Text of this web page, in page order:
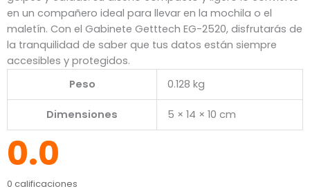
en un compañero ideal para llevar en la mochila o el
maletín. Con el Gabinete Getttech EG-2520, disfrutarás de
la tranquilidad de saber que tus datos están siempre
accesibles y protegidos.
Peso
0.128 kg
Dimensiones 5 × 14 × 10 cm
0.0
0 calificaciones